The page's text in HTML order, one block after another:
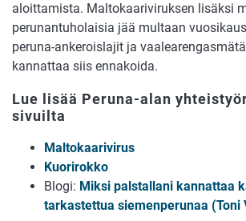
aloittamista. Maltokaariviruksen lisäksi
perunantuholaisia jää multaan
peruna-ankeroislajit ja
kannattaa siis ennakoida.
Lue lisää Peruna-alan
sivuilta
Maltokaarivirus
Kuorirokko
Blogi: Miksi palstallani kannattaa
tarkastettua siemenperunaa (Toni